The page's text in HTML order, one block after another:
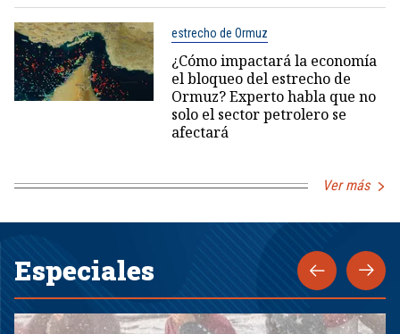
estrecho de Ormuz
¿Cómo impactará la economía
el bloqueo del estrecho de
Ormuz? Experto habla que no
solo el sector petrolero se
afectará
Ver más
Especiales